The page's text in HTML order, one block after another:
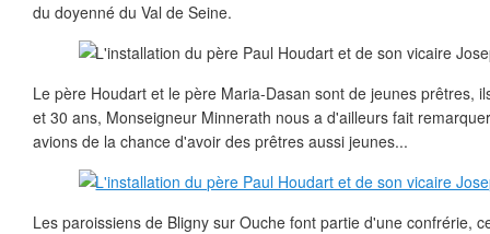
du doyenné du Val de Seine.
Le père Houdart et le père Maria-Dasan sont de jeunes prêtres,
et 30 ans, Monseigneur Minnerath nous a d'ailleurs fait
avions de la chance d'avoir des prêtres aussi jeunes...
Les paroissiens de Bligny sur Ouche font partie d'une confrérie,